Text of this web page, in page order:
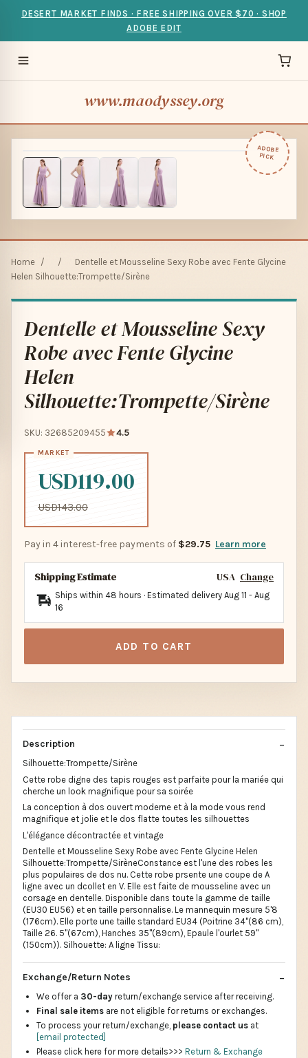
DESERT MARKET FINDS · FREE SHIPPING OVER $70 · SHOP
ADOBE EDIT
www.maodyssey.org
ADOBE
PICK
Home / /
Dentelle et Mousseline Sexy Robe avec Fente Glycine
Helen Silhouette:Trompette/Sirène
Dentelle et Mousseline Sexy
Robe avec Fente Glycine
Helen
Silhouette:Trompette/Sirène
SKU: 32685209455 4.5
USD119.00
USD143.00
Pay in 4 interest-free payments of $29.75 Learn more
Shipping Estimate USA Change
Ships within 48 hours · Estimated delivery Aug 11 - Aug
16
ADD TO CART
Description
Silhouette:Trompette/Sirène
Cette robe digne des tapis rouges est parfaite pour la mariée qui
cherche un look magnifique pour sa soirée
La conception à dos ouvert moderne et à la mode vous rend
magnifique et jolie et le dos flatte toutes les silhouettes
L'élégance décontractée et vintage
Dentelle et Mousseline Sexy Robe avec Fente Glycine Helen
Silhouette:Trompette/SirèneConstance est l'une des robes les
plus populaires de dos nu. Cette robe prsente une coupe de A
ligne avec un dcollet en V. Elle est faite de mousseline avec un
corsage en dentelle. Disponible dans toute la gamme de taille
(EU30 EU56) et en taille personnalise. Le mannequin mesure 5'8
(176cm). Elle porte une taille standard EU34 (Poitrine 34"(86 cm),
Taille 26. 5"(67cm), Hanches 35"(89cm), Epaule l'ourlet 59"
(150cm)). Silhouette: A ligne Tissu:
Exchange/Return Notes
We offer a 30-day return/exchange service after receiving.
Final sale items are not eligible for returns or exchanges.
To process your return/exchange, please contact us at
[email protected]
Please click here for more details>>> Return & Exchange